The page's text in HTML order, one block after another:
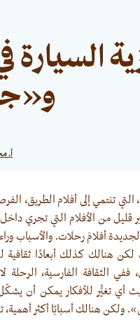
أ.
التي تنتمي إلى أفلام الطريق،
قليل من الأفلام التي تجري
الجديدة أفلامَ رحلات. والأسباب
لكن هنالك كذلك أبعادًا ثقافية
ففي الثقافة الفارسية،
أي تغيُّر للأفكار يمكن أن
هنالك أسبابًا أكثر أهمية،